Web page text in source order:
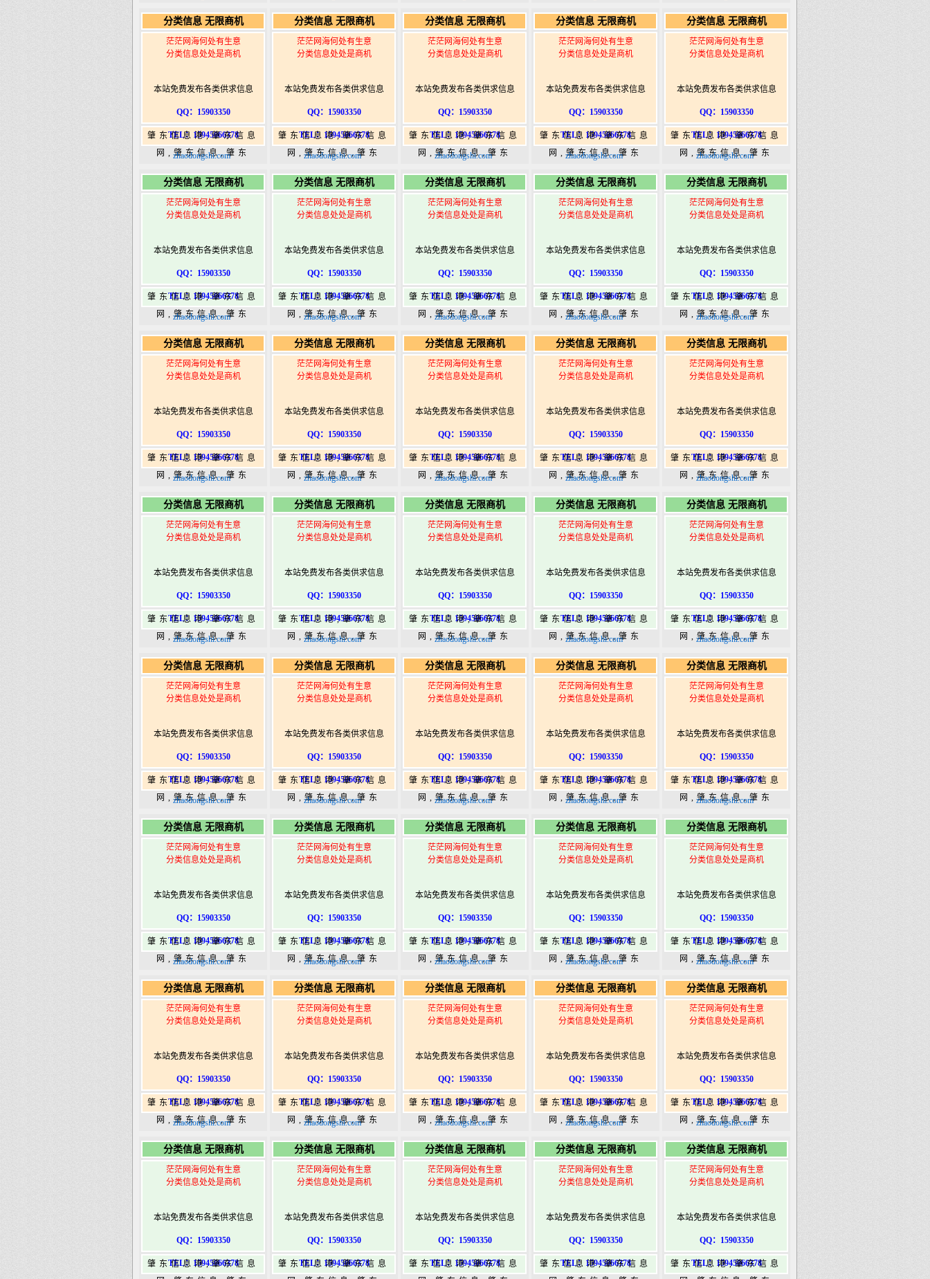
港|www.zhaodongshi.com港|www.zhaodongshi.com港|www.zhaodongshi.com港|www.zhaodongshi.com港|www.zhaodongshi.com
分类信息 无限商机
茫茫网海何处有生意
分类信息处处是商机
本站免费发布各类供求信息
QQ：15903350
TEL：15945066378
肇东信息港,肇东信息
网,肇东信息,肇东
港|www.zhaodongshi.com
zhaodongshi.com
分类信息 无限商机
茫茫网海何处有生意
分类信息处处是商机
本站免费发布各类供求信息
QQ：15903350
TEL：15945066378
肇东信息港,肇东信息
网,肇东信息,肇东
港|www.zhaodongshi.com
zhaodongshi.com
分类信息 无限商机
茫茫网海何处有生意
分类信息处处是商机
本站免费发布各类供求信息
QQ：15903350
TEL：15945066378
肇东信息港,肇东信息
网,肇东信息,肇东
港|www.zhaodongshi.com
zhaodongshi.com
分类信息 无限商机
茫茫网海何处有生意
分类信息处处是商机
本站免费发布各类供求信息
QQ：15903350
TEL：15945066378
肇东信息港,肇东信息
网,肇东信息,肇东
港|www.zhaodongshi.com
zhaodongshi.com
分类信息 无限商机
茫茫网海何处有生意
分类信息处处是商机
本站免费发布各类供求信息
QQ：15903350
TEL：15945066378
肇东信息港,肇东信息
网,肇东信息,肇东
港|www.zhaodongshi.com
zhaodongshi.com
分类信息 无限商机
茫茫网海何处有生意
分类信息处处是商机
本站免费发布各类供求信息
QQ：15903350
TEL：15945066378
肇东信息港,肇东信息
网,肇东信息,肇东
港|www.zhaodongshi.com
zhaodongshi.com
分类信息 无限商机
茫茫网海何处有生意
分类信息处处是商机
本站免费发布各类供求信息
QQ：15903350
TEL：15945066378
肇东信息港,肇东信息
网,肇东信息,肇东
港|www.zhaodongshi.com
zhaodongshi.com
分类信息 无限商机
茫茫网海何处有生意
分类信息处处是商机
本站免费发布各类供求信息
QQ：15903350
TEL：15945066378
肇东信息港,肇东信息
网,肇东信息,肇东
港|www.zhaodongshi.com
zhaodongshi.com
分类信息 无限商机
茫茫网海何处有生意
分类信息处处是商机
本站免费发布各类供求信息
QQ：15903350
TEL：15945066378
肇东信息港,肇东信息
网,肇东信息,肇东
港|www.zhaodongshi.com
zhaodongshi.com
分类信息 无限商机
茫茫网海何处有生意
分类信息处处是商机
本站免费发布各类供求信息
QQ：15903350
TEL：15945066378
肇东信息港,肇东信息
网,肇东信息,肇东
港|www.zhaodongshi.com
zhaodongshi.com
分类信息 无限商机
茫茫网海何处有生意
分类信息处处是商机
本站免费发布各类供求信息
QQ：15903350
TEL：15945066378
肇东信息港,肇东信息
网,肇东信息,肇东
港|www.zhaodongshi.com
zhaodongshi.com
分类信息 无限商机
茫茫网海何处有生意
分类信息处处是商机
本站免费发布各类供求信息
QQ：15903350
TEL：15945066378
肇东信息港,肇东信息
网,肇东信息,肇东
港|www.zhaodongshi.com
zhaodongshi.com
分类信息 无限商机
茫茫网海何处有生意
分类信息处处是商机
本站免费发布各类供求信息
QQ：15903350
TEL：15945066378
肇东信息港,肇东信息
网,肇东信息,肇东
港|www.zhaodongshi.com
zhaodongshi.com
分类信息 无限商机
茫茫网海何处有生意
分类信息处处是商机
本站免费发布各类供求信息
QQ：15903350
TEL：15945066378
肇东信息港,肇东信息
网,肇东信息,肇东
港|www.zhaodongshi.com
zhaodongshi.com
分类信息 无限商机
茫茫网海何处有生意
分类信息处处是商机
本站免费发布各类供求信息
QQ：15903350
TEL：15945066378
肇东信息港,肇东信息
网,肇东信息,肇东
港|www.zhaodongshi.com
zhaodongshi.com
分类信息 无限商机
茫茫网海何处有生意
分类信息处处是商机
本站免费发布各类供求信息
QQ：15903350
TEL：15945066378
肇东信息港,肇东信息
网,肇东信息,肇东
港|www.zhaodongshi.com
zhaodongshi.com
分类信息 无限商机
茫茫网海何处有生意
分类信息处处是商机
本站免费发布各类供求信息
QQ：15903350
TEL：15945066378
肇东信息港,肇东信息
网,肇东信息,肇东
港|www.zhaodongshi.com
zhaodongshi.com
分类信息 无限商机
茫茫网海何处有生意
分类信息处处是商机
本站免费发布各类供求信息
QQ：15903350
TEL：15945066378
肇东信息港,肇东信息
网,肇东信息,肇东
港|www.zhaodongshi.com
zhaodongshi.com
分类信息 无限商机
茫茫网海何处有生意
分类信息处处是商机
本站免费发布各类供求信息
QQ：15903350
TEL：15945066378
肇东信息港,肇东信息
网,肇东信息,肇东
港|www.zhaodongshi.com
zhaodongshi.com
分类信息 无限商机
茫茫网海何处有生意
分类信息处处是商机
本站免费发布各类供求信息
QQ：15903350
TEL：15945066378
肇东信息港,肇东信息
网,肇东信息,肇东
港|www.zhaodongshi.com
zhaodongshi.com
分类信息 无限商机
茫茫网海何处有生意
分类信息处处是商机
本站免费发布各类供求信息
QQ：15903350
TEL：15945066378
肇东信息港,肇东信息
网,肇东信息,肇东
港|www.zhaodongshi.com
zhaodongshi.com
分类信息 无限商机
茫茫网海何处有生意
分类信息处处是商机
本站免费发布各类供求信息
QQ：15903350
TEL：15945066378
肇东信息港,肇东信息
网,肇东信息,肇东
港|www.zhaodongshi.com
zhaodongshi.com
分类信息 无限商机
茫茫网海何处有生意
分类信息处处是商机
本站免费发布各类供求信息
QQ：15903350
TEL：15945066378
肇东信息港,肇东信息
网,肇东信息,肇东
港|www.zhaodongshi.com
zhaodongshi.com
分类信息 无限商机
茫茫网海何处有生意
分类信息处处是商机
本站免费发布各类供求信息
QQ：15903350
TEL：15945066378
肇东信息港,肇东信息
网,肇东信息,肇东
港|www.zhaodongshi.com
zhaodongshi.com
分类信息 无限商机
茫茫网海何处有生意
分类信息处处是商机
本站免费发布各类供求信息
QQ：15903350
TEL：15945066378
肇东信息港,肇东信息
网,肇东信息,肇东
港|www.zhaodongshi.com
zhaodongshi.com
分类信息 无限商机
茫茫网海何处有生意
分类信息处处是商机
本站免费发布各类供求信息
QQ：15903350
TEL：15945066378
肇东信息港,肇东信息
网,肇东信息,肇东
港|www.zhaodongshi.com
zhaodongshi.com
分类信息 无限商机
茫茫网海何处有生意
分类信息处处是商机
本站免费发布各类供求信息
QQ：15903350
TEL：15945066378
肇东信息港,肇东信息
网,肇东信息,肇东
港|www.zhaodongshi.com
zhaodongshi.com
分类信息 无限商机
茫茫网海何处有生意
分类信息处处是商机
本站免费发布各类供求信息
QQ：15903350
TEL：15945066378
肇东信息港,肇东信息
网,肇东信息,肇东
港|www.zhaodongshi.com
zhaodongshi.com
分类信息 无限商机
茫茫网海何处有生意
分类信息处处是商机
本站免费发布各类供求信息
QQ：15903350
TEL：15945066378
肇东信息港,肇东信息
网,肇东信息,肇东
港|www.zhaodongshi.com
zhaodongshi.com
分类信息 无限商机
茫茫网海何处有生意
分类信息处处是商机
本站免费发布各类供求信息
QQ：15903350
TEL：15945066378
肇东信息港,肇东信息
网,肇东信息,肇东
港|www.zhaodongshi.com
zhaodongshi.com
分类信息 无限商机
茫茫网海何处有生意
分类信息处处是商机
本站免费发布各类供求信息
QQ：15903350
TEL：15945066378
肇东信息港,肇东信息
网,肇东信息,肇东
港|www.zhaodongshi.com
zhaodongshi.com
分类信息 无限商机
茫茫网海何处有生意
分类信息处处是商机
本站免费发布各类供求信息
QQ：15903350
TEL：15945066378
肇东信息港,肇东信息
网,肇东信息,肇东
港|www.zhaodongshi.com
zhaodongshi.com
分类信息 无限商机
茫茫网海何处有生意
分类信息处处是商机
本站免费发布各类供求信息
QQ：15903350
TEL：15945066378
肇东信息港,肇东信息
网,肇东信息,肇东
港|www.zhaodongshi.com
zhaodongshi.com
分类信息 无限商机
茫茫网海何处有生意
分类信息处处是商机
本站免费发布各类供求信息
QQ：15903350
TEL：15945066378
肇东信息港,肇东信息
网,肇东信息,肇东
港|www.zhaodongshi.com
zhaodongshi.com
分类信息 无限商机
茫茫网海何处有生意
分类信息处处是商机
本站免费发布各类供求信息
QQ：15903350
TEL：15945066378
肇东信息港,肇东信息
网,肇东信息,肇东
港|www.zhaodongshi.com
zhaodongshi.com
分类信息 无限商机
茫茫网海何处有生意
分类信息处处是商机
本站免费发布各类供求信息
QQ：15903350
TEL：15945066378
肇东信息港,肇东信息
分类信息 无限商机
茫茫网海何处有生意
分类信息处处是商机
本站免费发布各类供求信息
QQ：15903350
TEL：15945066378
肇东信息港,肇东信息
分类信息 无限商机
茫茫网海何处有生意
分类信息处处是商机
本站免费发布各类供求信息
QQ：15903350
TEL：15945066378
肇东信息港,肇东信息
分类信息 无限商机
茫茫网海何处有生意
分类信息处处是商机
本站免费发布各类供求信息
QQ：15903350
TEL：15945066378
肇东信息港,肇东信息
分类信息 无限商机
茫茫网海何处有生意
分类信息处处是商机
本站免费发布各类供求信息
QQ：15903350
TEL：15945066378
肇东信息港,肇东信息